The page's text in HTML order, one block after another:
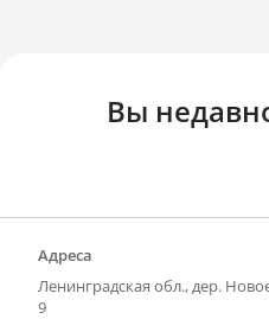
Вы
Адреса
Ленинградская обл., дер.
9